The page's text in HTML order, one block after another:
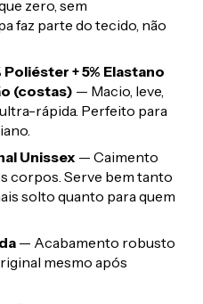
zero, sem
faz parte do tecido, não
+ 5% Elastano
(costas) — Macio, leve,
rápida. Perfeito para
Unissex — Caimento
corpos. Serve bem tanto
solto quanto para quem
— Acabamento robusto
mesmo após